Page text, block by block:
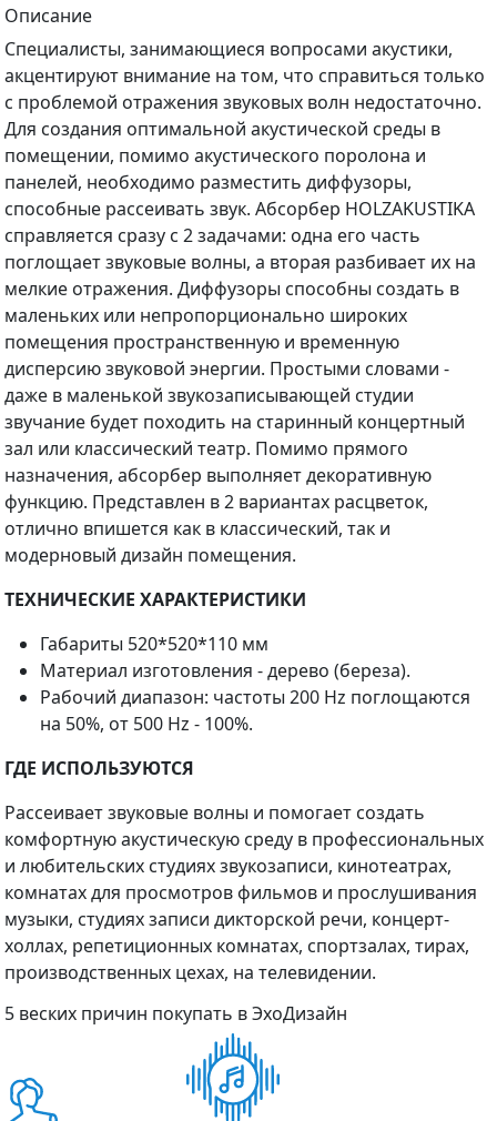
Описание
Специалисты, занимающиеся вопросами акустики,
акцентируют внимание на том, что справиться только
с проблемой отражения звуковых волн недостаточно.
Для создания оптимальной акустической среды в
помещении, помимо акустического поролона и
панелей, необходимо разместить диффузоры,
способные рассеивать звук. Абсорбер HOLZAKUSTIKA
справляется сразу с 2 задачами: одна его часть
поглощает звуковые волны, а вторая разбивает их на
мелкие отражения. Диффузоры способны создать в
маленьких или непропорционально широких
помещения пространственную и временную
дисперсию звуковой энергии. Простыми словами -
даже в маленькой звукозаписывающей студии
звучание будет походить на старинный концертный
зал или классический театр. Помимо прямого
назначения, абсорбер выполняет декоративную
функцию. Представлен в 2 вариантах расцветок,
отлично впишется как в классический, так и
модерновый дизайн помещения.
ТЕХНИЧЕСКИЕ ХАРАКТЕРИСТИКИ
Габариты 520*520*110 мм
Материал изготовления - дерево (береза).
Рабочий диапазон: частоты 200 Hz поглощаются
на 50%, от 500 Hz - 100%.
ГДЕ ИСПОЛЬЗУЮТСЯ
Рассеивает звуковые волны и помогает создать
комфортную акустическую среду в профессиональных
и любительских студиях звукозаписи, кинотеатрах,
комнатах для просмотров фильмов и прослушивания
музыки, студиях записи дикторской речи, концерт-
холлах, репетиционных комнатах, спортзалах, тирах,
производственных цехах, на телевидении.
5 веских причин покупать в ЭхоДизайн